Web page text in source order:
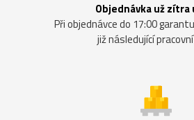
Objednávka už zítra
Při objednávce do 17:00
již následující